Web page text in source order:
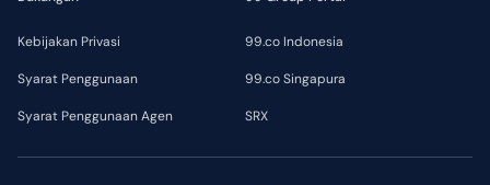
Kebijakan Privasi
Syarat Penggunaan
Syarat Penggunaan Agen
99.co Indonesia
99.co Singapura
SRX